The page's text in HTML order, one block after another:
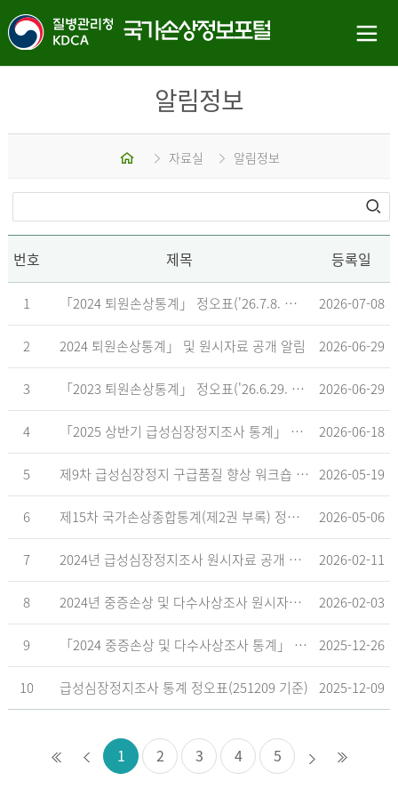
알림정보
홈 자료실 알림정보
번호 제목 등록일
1 「2024 퇴원손상통계」 정오표('26.7.8. 기준) 2026-07-08
2 2024 퇴원손상통계」 및 원시자료 공개 알림 2026-06-29
3 「2023 퇴원손상통계」 정오표('26.6.29. 기준) 2026-06-29
4 「2025 상반기 급성심장정지조사 통계」 공표 2026-06-18
5 제9차 급성심장정지 구급품질 향상 워크숍 개최 안내 2026-05-19
6 제15차 국가손상종합통계(제2권 부록) 정오표('26.5.18. 기준) 2026-05-06
7 2024년 급성심장정지조사 원시자료 공개 알림 2026-02-11
8 2024년 중증손상 및 다수사상조사 원시자료 공개 알림 2026-02-03
9 「2024 중증손상 및 다수사상조사 통계」 공표 2025-12-26
10 급성심장정지조사 통계 정오표(251209 기준) 2025-12-09
1 2 3 4 5